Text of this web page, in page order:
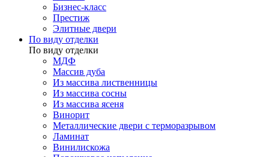
Бизнес-класс
Престиж
Элитные двери
По виду отделки
По виду отделки
МДФ
Массив дуба
Из массива лиственницы
Из массива сосны
Из массива ясеня
Винорит
Металлические двери с терморазрывом
Ламинат
Винилискожа